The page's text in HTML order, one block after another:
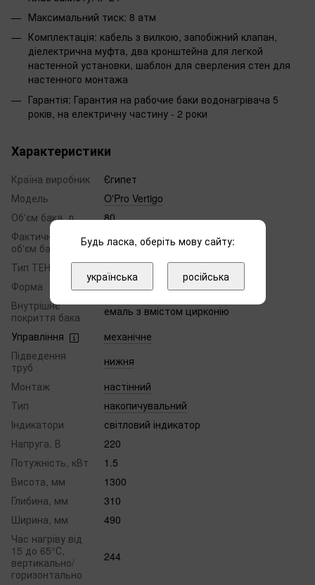
Максимальний тиск: 8 атм
Комплектація: кабель з вилкою, запобіжний клапан,
діелектрична муфта, два кронштейна для легкой
настенной установки, шаблон для сверления стен для
настенного монтажа
Гарантія: Гарантия на рабочие баки водонагрівача 5
років, на електричну частину - 2 роки
Характеристики
Країна виробник
Єгипет
Модель
O'Pro Vertigo
Об'єм бака, л
80
Фактичний
об'єм бака, л
80
Тип ТЕНа
мокрий
Форма
прямокутна
Внутрішнє
покриття бака
емаль з вмістом цирконію
Управління
механічне
Підведення
труб
нижня
Монтаж
настінний
Тип
накопичувальний
Індикатори
світловий індикатор
Напруга, В
220
Потужність, кВт
1.5
Висота, мм
1300
Глибина, мм
310
Ширина, мм
490
Час нагріву від
15 до 65°С,
вертикально/
горизонтально
244
Будь ласка, оберіть мову сайту:
українська російська